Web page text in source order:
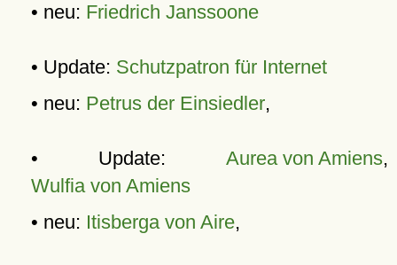
• neu: Friedrich Janssoone
• Update: Schutzpatron für Internet
• neu: Petrus der Einsiedler,
• Update: Aurea von Amiens,
Wulfia von Amiens
• neu: Itisberga von Aire,